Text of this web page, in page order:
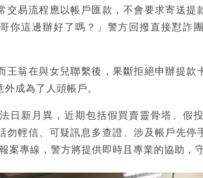
交易流程應以帳戶匯款，不會要求寄送提
你這邊辦好了嗎？」警方回撥直接懟詐
王翁在與女兒聯繫後，果斷拒絕申辦提款
成為了人頭帳戶。
日新月異，近期包括假買賣靈骨塔、假
勿輕信、可疑訊息多查證、涉及帳戶先停
案專線，警方將提供即時且專業的協助，